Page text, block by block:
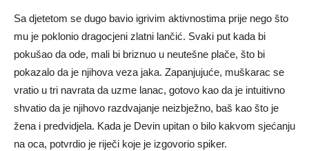
Sa djetetom se dugo bavio igrivim aktivnostima prije nego što
mu je poklonio dragocjeni zlatni lančić. Svaki put kada bi
pokušao da ode, mali bi briznuo u neutešne plače, što bi
pokazalo da je njihova veza jaka. Zapanjujuće, muškarac se
vratio u tri navrata da uzme lanac, gotovo kao da je intuitivno
shvatio da je njihovo razdvajanje neizbježno, baš kao što je
žena i predvidjela. Kada je Devin upitan o bilo kakvom sjećanju
na oca, potvrdio je riječi koje je izgovorio spiker.